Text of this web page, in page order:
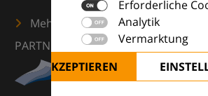
Erforderliche
Analytik
Vermarktung
ALLE AKZEPTIEREN
Mehr erfahren
PARTNER